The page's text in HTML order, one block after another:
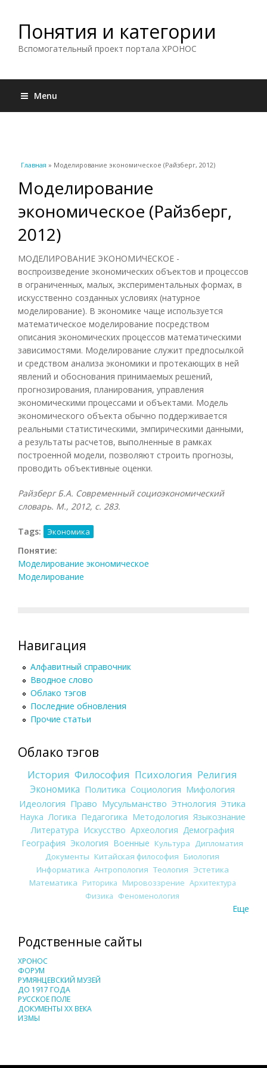
Понятия и категории
Вспомогательный проект портала ХРОНОС
Menu
Вы здесь
Главная » Моделирование экономическое (Райзберг, 2012)
Моделирование
экономическое (Райзберг,
2012)
МОДЕЛИРОВАНИЕ ЭКОНОМИЧЕСКОЕ -
воспроизведение экономических объектов и процессов
в ограниченных, малых, экспериментальных формах, в
искусственно созданных условиях (натурное
моделирование). В экономике чаще используется
математическое моделирование посредством
описания экономических процессов математическими
зависимостями. Моделирование служит предпосылкой
и средством анализа экономики и протекающих в ней
явлений и обоснования принимаемых решений,
прогнозирования, планирования, управления
экономическими процессами и объектами. Модель
экономического объекта обычно поддерживается
реальными статистическими, эмпирическими данными,
а результаты расчетов, выполненные в рамках
построенной модели, позволяют строить прогнозы,
проводить объективные оценки.
Райзберг Б.А. Современный социоэкономический
словарь. М., 2012, с. 283.
Tags: Экономика
Понятие:
Моделирование экономическое
Моделирование
Навигация
Алфавитный справочник
Вводное слово
Облако тэгов
Последние обновления
Прочие статьи
Облако тэгов
История Философия Психология Религия
Экономика Политика Социология Мифология
Идеология Право Мусульманство Этнология Этика
Наука Логика Педагогика Методология Языкознание
Литература Искусство Археология Демография
География Экология Военные Культура
Дипломатия
Документы Китайская философия Биология
Информатика Антропология Теология Эстетика
Математика Риторика Мировоззрение Архитектура
Физика Феноменология
Еще
Родственные сайты
ХРОНОС
ФОРУМ
РУМЯНЦЕВСКИЙ МУЗЕЙ
ДО 1917 ГОДА
РУССКОЕ ПОЛЕ
ДОКУМЕНТЫ XX ВЕКА
ИЗМЫ